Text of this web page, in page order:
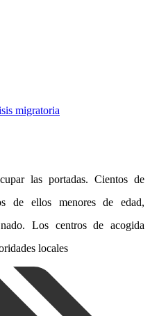
migratoria
las portadas. Cientos de
de ellos menores de edad,
Los centros de acogida
locales